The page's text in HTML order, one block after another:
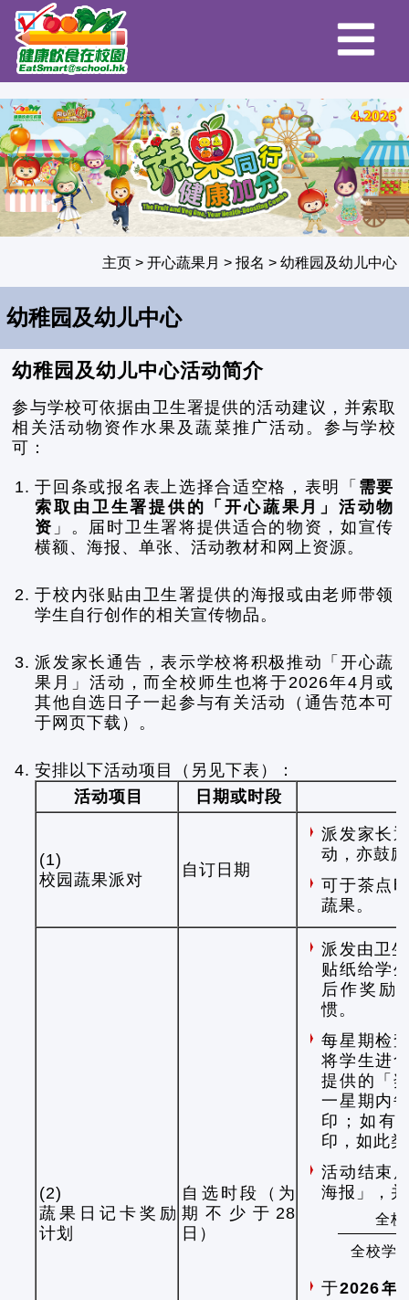
主页> 开心蔬果月 > 报名 > 幼稚园及幼儿中心
幼稚园及幼儿中心
幼稚园及幼儿中心活动简介
参与学校可依据由卫生署提供的活动建议，并索取
相关活动物资作水果及蔬菜推广活动。参与学校
可：
1. 于回条或报名表上选择合适空格，表明「 需要
索取由卫生署提供的「开心蔬果月」活动物
资 」。届时卫生署将提供适合的物资，如宣传
横额、海报、单张、活动教材和网上资源。
2. 于校内张贴由卫生署提供的海报或由老师带领
学生自行创作的相关宣传物品。
3. 派发家长通告，表示学校将积极推动「开心蔬
果月」活动，而全校师生也将于2026年4月或
其他自选日子一起参与有关活动（通告范本可
于网页下载）。
4. 安排以下活动项目（另见下表）：
活动项目
日期或时段
(1)
校园蔬果派对
自订日期
派发家长
动，亦鼓
可于茶点
蔬果。
(2)
蔬果日记卡奖励
计划
自选时段（为
期不少于28
日）
派发由卫
贴纸给学
后作奖励
惯。
每星期检
将学生进
提供的「
一星期内
印；如有
印，如此
活动结束
海报」，
全
全校学
于2026年